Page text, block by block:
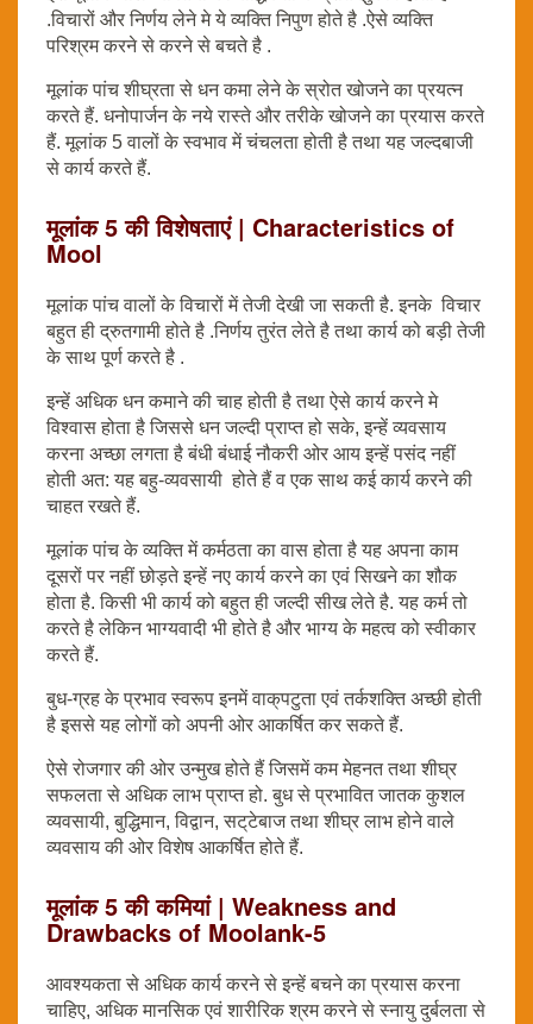
.विचारों और निर्णय लेने मे ये व्यक्ति निपुण होते है .ऐसे व्यक्ति
परिश्रम करने से करने से बचते है .
मूलांक पांच शीघ्रता से धन कमा लेने के स्रोत खोजने का प्रयत्न
करते हैं. धनोपार्जन के नये रास्ते और तरीके खोजने का प्रयास करते
हैं. मूलांक 5 वालों के स्वभाव में चंचलता होती है तथा यह जल्दबाजी
से कार्य करते हैं.
मूलांक 5 की विशेषताएं | Characteristics of
Mool
मूलांक पांच वालों के विचारों में तेजी देखी जा सकती है. इनके विचार
बहुत ही द्रुतगामी होते है .निर्णय तुरंत लेते है तथा कार्य को बड़ी तेजी
के साथ पूर्ण करते है .
इन्हें अधिक धन कमाने की चाह होती है तथा ऐसे कार्य करने मे
विश्वास होता है जिससे धन जल्दी प्राप्त हो सके, इन्हें व्यवसाय
करना अच्छा लगता है बंधी बंधाई नौकरी ओर आय इन्हें पसंद नहीं
होती अत: यह बहु-व्यवसायी होते हैं व एक साथ कई कार्य करने की
चाहत रखते हैं.
मूलांक पांच के व्यक्ति में कर्मठता का वास होता है यह अपना काम
दूसरों पर नहीं छोड़ते इन्हें नए कार्य करने का एवं सिखने का शौक
होता है. किसी भी कार्य को बहुत ही जल्दी सीख लेते है. यह कर्म तो
करते है लेकिन भाग्यवादी भी होते है और भाग्य के महत्व को स्वीकार
करते हैं.
बुध-ग्रह के प्रभाव स्वरूप इनमें वाक्‌पटुता एवं तर्कशक्ति अच्छी होती
है इससे यह लोगों को अपनी ओर आकर्षित कर सकते हैं.
ऐसे रोजगार की ओर उन्मुख होते हैं जिसमें कम मेहनत तथा शीघ्र
सफलता से अधिक लाभ प्राप्त हो. बुध से प्रभावित जातक कुशल
व्यवसायी, बुद्धिमान, विद्वान, सट्‌टेबाज तथा शीघ्र लाभ होने वाले
व्यवसाय की ओर विशेष आकर्षित होते हैं.
मूलांक 5 की कमियां | Weakness and
Drawbacks of Moolank-5
आवश्यकता से अधिक कार्य करने से इन्हें बचने का प्रयास करना
चाहिए, अधिक मानसिक एवं शारीरिक श्रम करने से स्नायु दुर्बलता से